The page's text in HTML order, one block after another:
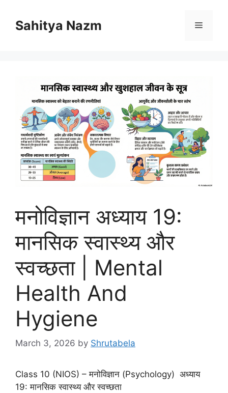
Sahitya Nazm
मनोविज्ञान अध्याय 19:
मानसिक स्वास्थ्य और
स्वच्छता | Mental
Health And
Hygiene
March 3, 2026 by Shrutabela
Class 10 (NIOS) – मनोविज्ञान (Psychology) अध्याय
19: मानसिक स्वास्थ्य और स्वच्छता